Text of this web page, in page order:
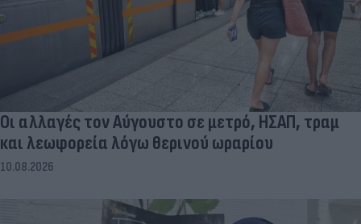
Οι αλλαγές τον Αύγουστο σε μετρό, ΗΣΑΠ, τραμ
και λεωφορεία λόγω θερινού ωραρίου
10.08.2026